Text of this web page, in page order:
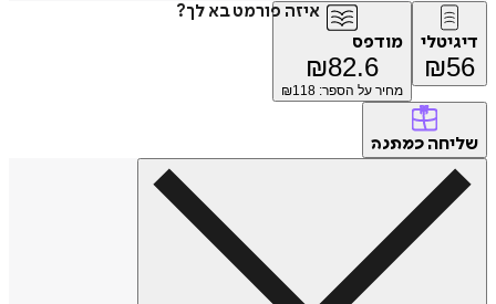
איזה פורמט בא לך?
דיגיטלי
₪56
מודפס
₪82.6
מחיר על הספר: ₪ 118
שליחה כמתנה